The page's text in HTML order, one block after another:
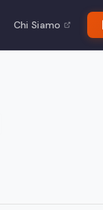
Chi Siamo